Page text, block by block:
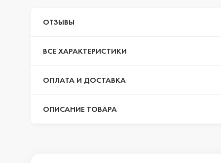
ОТЗЫВЫ
ВСЕ ХАРАКТЕРИСТИКИ
ОПЛАТА И ДОСТАВКА
ОПИСАНИЕ ТОВАРА